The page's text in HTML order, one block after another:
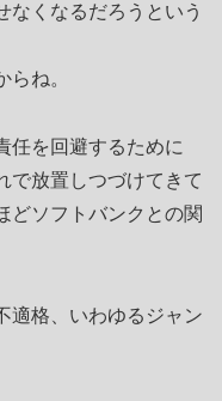
なくなるだろうという
ね。
任を回避するために
で放置しつづけてきて
どソフトバンクとの関
適格、いわゆるジャン